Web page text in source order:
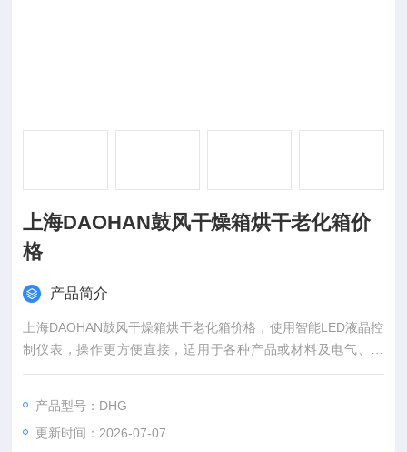
上海DAOHAN鼓风干燥箱烘干老化箱价
格
产品简介
上海DAOHAN鼓风干燥箱烘干老化箱价格，使用智能LED液晶控
制仪表，操作更方便直接，适用于各种产品或材料及电气、仪
器、仪表、元器件、电子、电工及汽车、航空、通讯、塑胶、机
各种恒温适应性试验。
产品型号：DHG
更新时间：2026-07-07